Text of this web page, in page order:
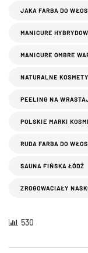
JAKA FARBA DO
MANICURE
MANICURE OMBRE
NATURALNE
PEELING NA
POLSKIE MARKI
RUDA FARBA DO
SAUNA FIŃSKA ŁÓDŹ
ZROGOWACIAŁY
530